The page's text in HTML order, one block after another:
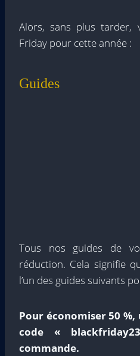
Alors, sans plus tarder,
Friday pour cette année :
Guides
Tous nos guides de
réduction. Cela signifie
l’un des guides suivants
Pour économiser 50
code «
commande.